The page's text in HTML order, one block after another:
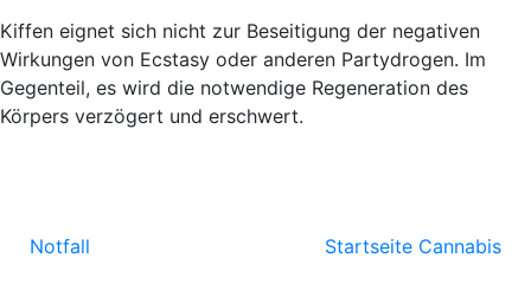
Kiffen eignet sich nicht zur Beseitigung der negativen
Wirkungen von Ecstasy oder anderen Partydrogen. Im
Gegenteil, es wird die notwendige Regeneration des
Körpers verzögert und erschwert.
Notfall Startseite Cannabis